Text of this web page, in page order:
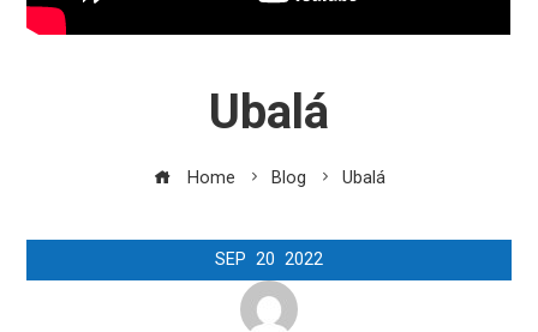
Ubalá
Home Blog Ubalá
SEP 20 2022